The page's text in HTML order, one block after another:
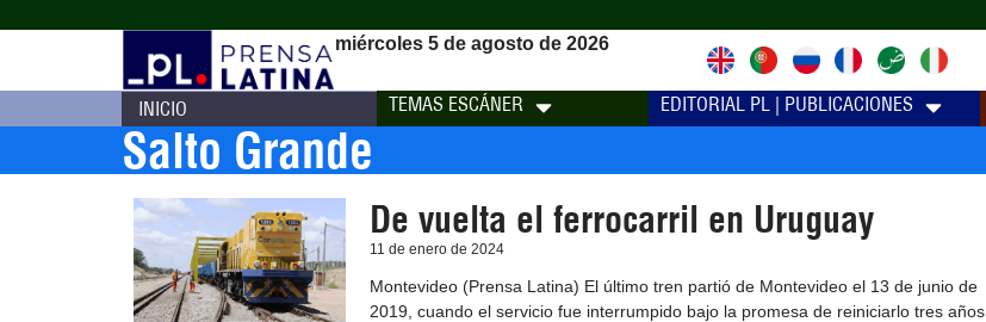
miércoles 5 de agosto de 2026
INICIO TEMAS ESCÁNER EDITORIAL PL | PUBLICACIONES
Salto Grande
De vuelta el ferrocarril en Uruguay
11 de enero de 2024
Montevideo (Prensa Latina) El último tren partió de Montevideo el 13 de junio de
2019, cuando el servicio fue interrumpido bajo la promesa de reiniciarlo tres años